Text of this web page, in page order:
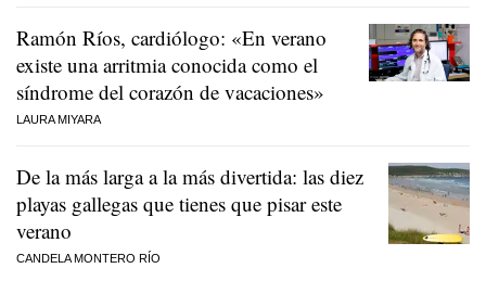
Ramón Ríos, cardiólogo: «En verano
existe una arritmia conocida como el
síndrome del corazón de vacaciones»
LAURA MIYARA
De la más larga a la más divertida: las diez
playas gallegas que tienes que pisar este
verano
CANDELA MONTERO RÍO